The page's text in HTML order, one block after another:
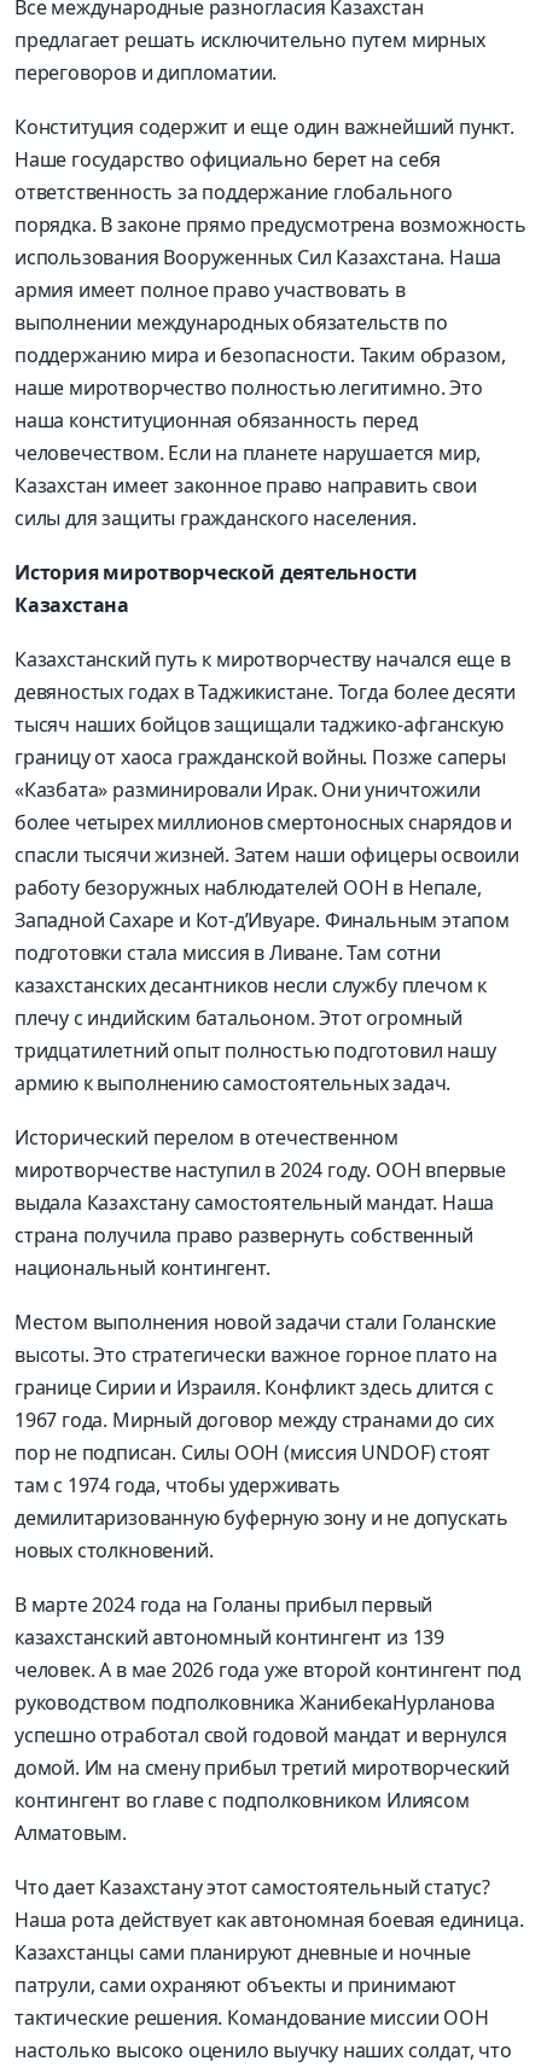
Все международные разногласия Казахстан
предлагает решать исключительно путем мирных
переговоров и дипломатии.
Конституция содержит и еще один важнейший пункт.
Наше государство официально берет на себя
ответственность за поддержание глобального
порядка. В законе прямо предусмотрена возможность
использования Вооруженных Сил Казахстана. Наша
армия имеет полное право участвовать в
выполнении международных обязательств по
поддержанию мира и безопасности. Таким образом,
наше миротворчество полностью легитимно. Это
наша конституционная обязанность перед
человечеством. Если на планете нарушается мир,
Казахстан имеет законное право направить свои
силы для защиты гражданского населения.
История миротворческой деятельности
Казахстана
Казахстанский путь к миротворчеству начался еще в
девяностых годах в Таджикистане. Тогда более десяти
тысяч наших бойцов защищали таджико-афганскую
границу от хаоса гражданской войны. Позже саперы
«Казбата» разминировали Ирак. Они уничтожили
более четырех миллионов смертоносных снарядов и
спасли тысячи жизней. Затем наши офицеры освоили
работу безоружных наблюдателей ООН в Непале,
Западной Сахаре и Кот-д’Ивуаре. Финальным этапом
подготовки стала миссия в Ливане. Там сотни
казахстанских десантников несли службу плечом к
плечу с индийским батальоном. Этот огромный
тридцатилетний опыт полностью подготовил нашу
армию к выполнению самостоятельных задач.
Исторический перелом в отечественном
миротворчестве наступил в 2024 году. ООН впервые
выдала Казахстану самостоятельный мандат. Наша
страна получила право развернуть собственный
национальный контингент.
Местом выполнения новой задачи стали Голанские
высоты. Это стратегически важное горное плато на
границе Сирии и Израиля. Конфликт здесь длится с
1967 года. Мирный договор между странами до сих
пор не подписан. Силы ООН (миссия UNDOF) стоят
там с 1974 года, чтобы удерживать
демилитаризованную буферную зону и не допускать
новых столкновений.
В марте 2024 года на Голаны прибыл первый
казахстанский автономный контингент из 139
человек.А вмае 2026 года уже второй контингент под
руководством подполковника ЖанибекаНурланова
успешно отработал свой годовой мандат и вернулся
домой. Им на смену прибыл третий миротворческий
контингент во главе с подполковником Илиясом
Алматовым.
Что дает Казахстану этот самостоятельный статус?
Наша рота действует как автономная боевая единица.
Казахстанцы сами планируют дневные и ночные
патрули, сами охраняют объекты и принимают
тактические решения. Командование миссии ООН
настолько высоко оценило выучку наших солдат, что